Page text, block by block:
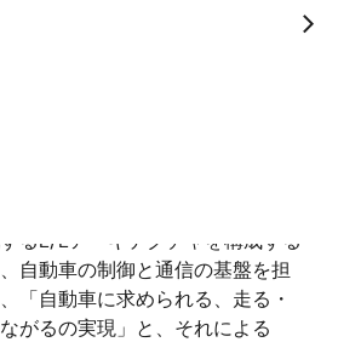
るE/Eアーキテクチャを構成する
自動車の制御と通信の基盤を担
「自動車に求められる、走る・
がるの実現」と、それによる